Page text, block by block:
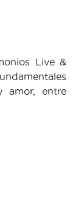
Live &
amor, entre